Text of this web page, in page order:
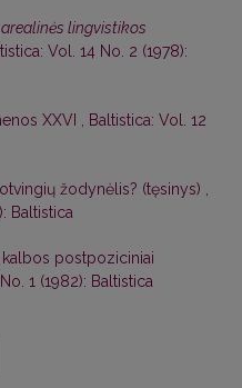
lingvistikos
Vol. 14 No. 2 (1978):
XXVI
Baltistica: Vol. 12
žodynėlis? (tęsinys)
Baltistica
kalbos postpoziciniai
1 (1982): Baltistica